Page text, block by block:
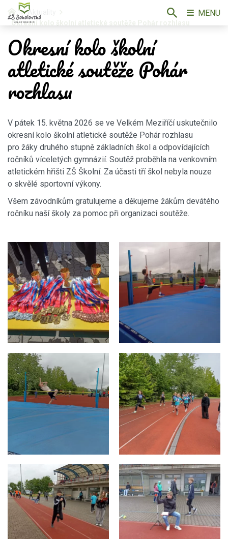
Aktuality
Okresní kolo školní atletické soutěže Pohár rozhlasu
Okresní kolo školní
atletické soutěže Pohár
rozhlasu
V pátek 15. května 2026 se ve Velkém Meziříčí uskutečnilo
okresní kolo školní atletické soutěže Pohár rozhlasu
pro žáky druhého stupně základních škol a odpovídajících
ročníků víceletých gymnázií. Soutěž proběhla na venkovním
atletickém hřišti ZŠ Školní. Za účasti tří škol nebyla nouze
o skvělé sportovní výkony.
Všem závodníkům gratulujeme a děkujeme žákům devátého
ročníku naší školy za pomoc při organizaci soutěže.
MENU